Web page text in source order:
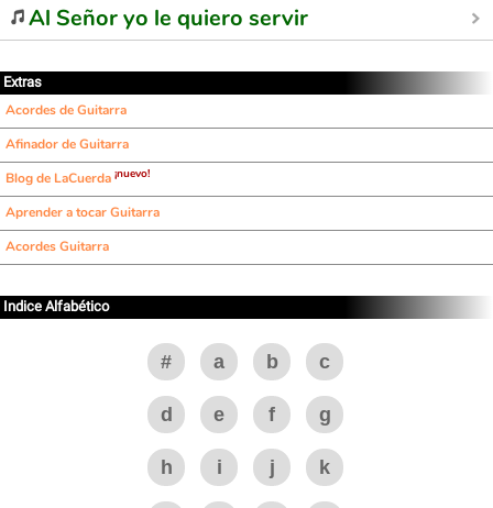
Al Señor yo le quiero servir
Extras
Acordes de Guitarra
Afinador de Guitarra
Blog de LaCuerda ¡nuevo!
Aprender a tocar Guitarra
Acordes Guitarra
Indice Alfabético
# a b c
d e f g
h i j k